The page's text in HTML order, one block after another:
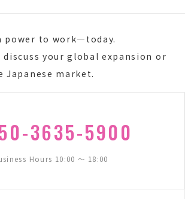
power to work—today.
your global expansion or
market.
3635-5900
Hours 10:00 〜 18:00